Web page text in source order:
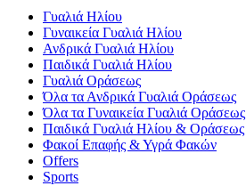
Γυαλιά Ηλίου
Γυναικεία Γυαλιά Ηλίου
Ανδρικά Γυαλιά Ηλίου
Παιδικά Γυαλιά Ηλίου
Γυαλιά Οράσεως
Όλα τα Ανδρικά Γυαλιά Οράσεως
Όλα τα Γυναικεία Γυαλιά Οράσεως
Παιδικά Γυαλιά Ηλίου & Οράσεως
Φακοί Επαφής & Υγρά Φακών
Offers
Sports